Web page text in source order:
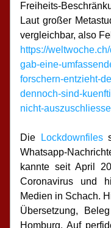
Freiheits-
Laut großer
vergleichbar, also
https://
gab-eine-
forschern-entzieht-
dennoch-sind-
nicht-
Die Lockdownfiles
Whatsapp-
kannte seit April
Coronavirus und
Medien in Schach.
Übersetzung,
Homburg. Auf